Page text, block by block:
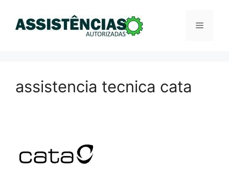
Menu
assistencia tecnica cata